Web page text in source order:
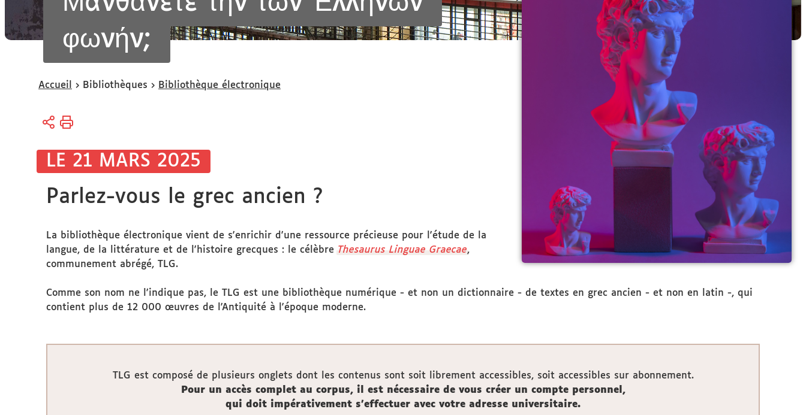
φωνήν;
Vous
ici :
Accueil Bibliothèques Bibliothèque électronique
LE 21 MARS 2025
Parlez-vous le grec ancien ?
La bibliothèque électronique vient de s'enrichir d'une ressource précieuse pour l'étude de la
langue, de la littérature et de l'histoire grecques : le célèbre Thesaurus Linguae Graecae,
communement abrégé, TLG.
Comme son nom ne l'indique pas, le TLG est une bibliothèque numérique - et non un dictionnaire - de textes en grec ancien - et non en latin -, qui
contient plus de 12 000 œuvres de l'Antiquité à l'époque moderne.
TLG est composé de plusieurs onglets dont les contenus sont soit librement accessibles, soit accessibles sur abonnement.
Pour un accès complet au corpus, il est nécessaire de vous créer un compte personnel,
qui doit impérativement s'effectuer avec votre adresse universitaire.